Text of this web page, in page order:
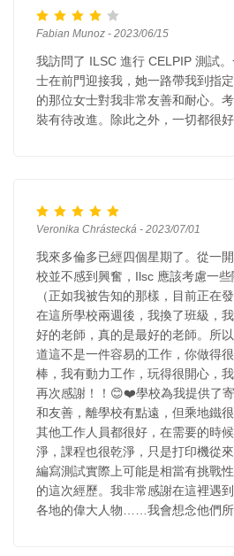
Fabian Munoz - 2023/06/15
我訪問了 ILSC 進行 CELPIP 測試
士在前門迎接我，她一路帶我到指
的那位女士對我非常友善和耐心。
裝有待改進。除此之外，一切都很好
Veronika Chrástecká - 2023/07/01
我來多倫多已經四個星期了。從一
校並不感到興奮，Ilsc 應該考慮一
（正如我被告知的那樣，目前正在
在這所學校兩週後，我換了班級，
好的老師，真的是最好的老師。所
道這不是一件容易的工作，你做得
棒，我有動力工作，玩得很開心，
再次感謝！！😊❤️學校為我提供了
和友善，離學校有點遠，但乘地鐵
其他工作人員都很好，在需要的時
淨，課程也很乾淨，只是打印機從
編寫測試實際上可能是相當有挑戰
的這次經歷。我非常感謝在這裡遇
各地的偉大人物……我會想念他們所